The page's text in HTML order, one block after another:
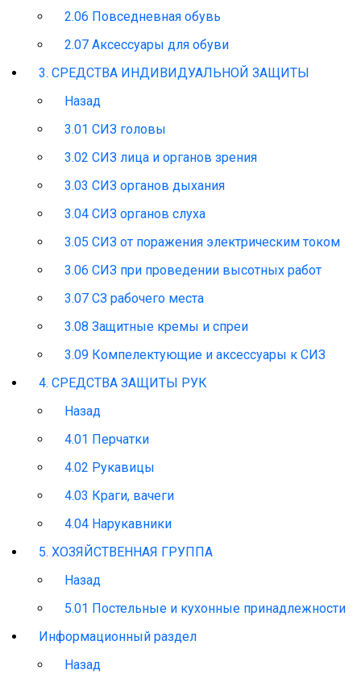
2.06 Повседневная обувь
2.07 Аксессуары для обуви
3. СРЕДСТВА ИНДИВИДУАЛЬНОЙ ЗАЩИТЫ
Назад
3.01 СИЗ головы
3.02 СИЗ лица и органов зрения
3.03 СИЗ органов дыхания
3.04 СИЗ органов слуха
3.05 СИЗ от поражения электрическим током
3.06 СИЗ при проведении высотных работ
3.07 СЗ рабочего места
3.08 Защитные кремы и спреи
3.09 Компелектующие и аксессуары к СИЗ
4. СРЕДСТВА ЗАЩИТЫ РУК
Назад
4.01 Перчатки
4.02 Рукавицы
4.03 Краги, вачеги
4.04 Нарукавники
5. ХОЗЯЙСТВЕННАЯ ГРУППА
Назад
5.01 Постельные и кухонные принадлежности
Информационный раздел
Назад